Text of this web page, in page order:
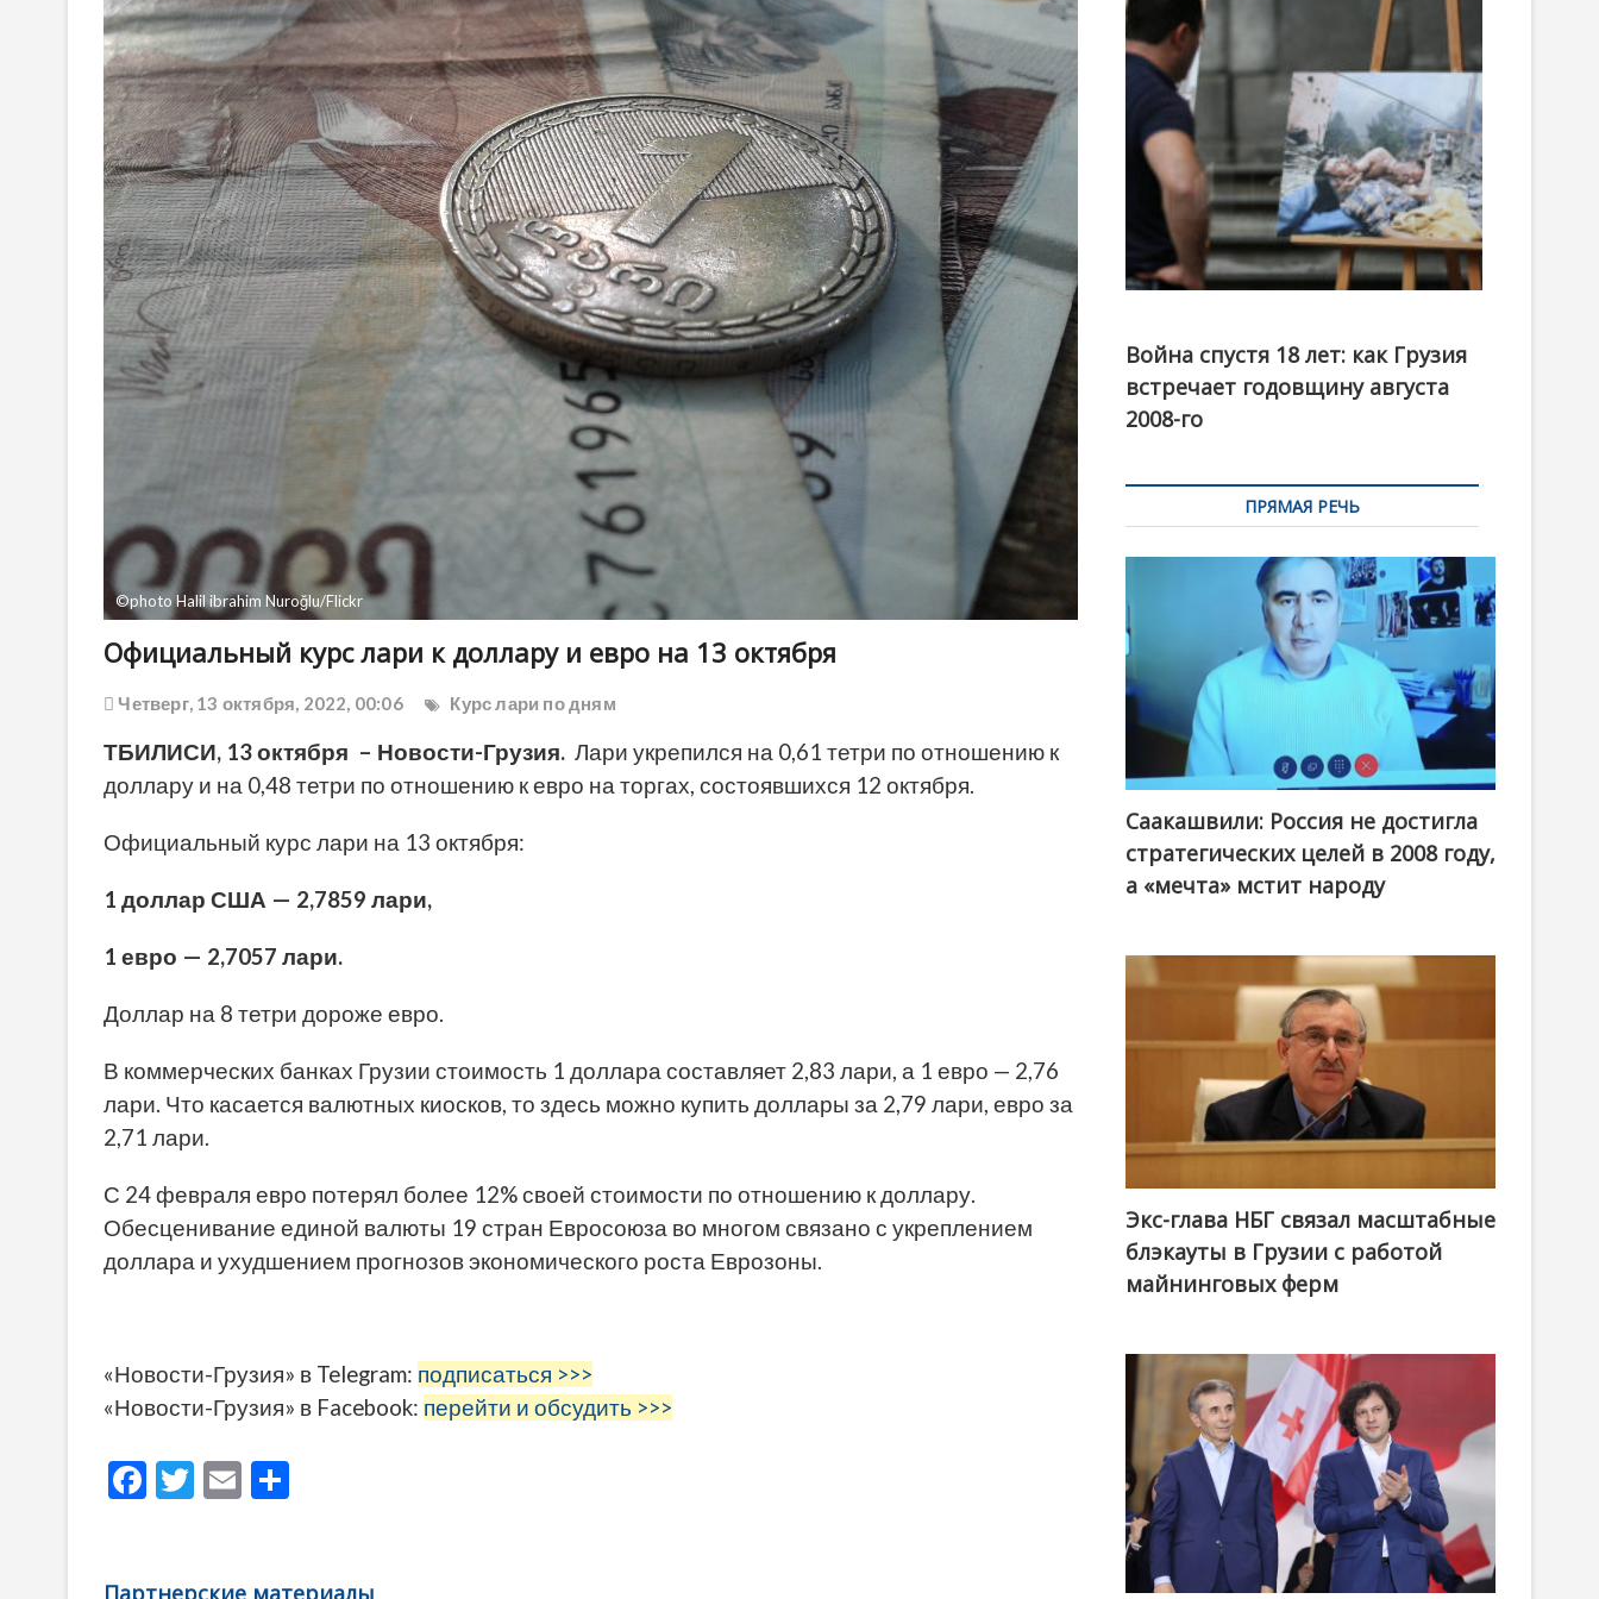
o
n
©photo Halil ibrahim Nuroğlu/Flickr
Официальный курс лари к доллару и евро на 13 октября
Четверг, 13 октября, 2022, 00:06 Курс лари по дням
ТБИЛИСИ, 13 октября – Новости-Грузия. Лари укрепился на 0,61 тетри по отношению к
доллару и на 0,48 тетри по отношению к евро на торгах, состоявшихся 12 октября.
Официальный курс лари на 13 октября:
1 доллар США — 2,7859 лари,
1 евро — 2,7057 лари.
Доллар на 8 тетри дороже евро.
В коммерческих банках Грузии стоимость 1 доллара составляет 2,83 лари, а 1 евро — 2,76
лари. Что касается валютных киосков, то здесь можно купить доллары за 2,79 лари, евро за
2,71 лари.
С 24 февраля евро потерял более 12% своей стоимости по отношению к доллару.
Обесценивание единой валюты 19 стран Евросоюза во многом связано с укреплением
доллара и ухудшением прогнозов экономического роста Еврозоны.
«Новости-Грузия» в Telegram: подписаться >>>
«Новости-Грузия» в Facebook: перейти и обсудить >>>
F
T
E
Партнерские материалы
канал
Война спустя 18 лет: как Грузия
встречает годовщину августа
2008-го
ПРЯМАЯ РЕЧЬ
Саакашвили: Россия не достигла
стратегических целей в 2008 году,
а «мечта» мстит народу
Экс-глава НБГ связал масштабные
блэкауты в Грузии с работой
майнинговых ферм